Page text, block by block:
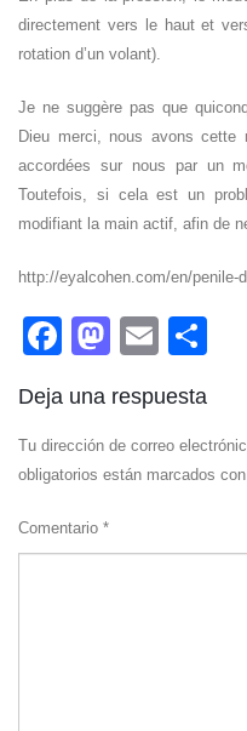
directement vers le haut et
rotation d’un volant).
Je ne suggère pas que
Dieu merci, nous avons cette
accordées sur nous par un
Toutefois, si cela est un
modifiant la main actif, afin de
http://eyalcohen.com/en/penile-
Facebook
Email
Deja una respuesta
Tu dirección de correo
obligatorios están marcados con
Comentario *